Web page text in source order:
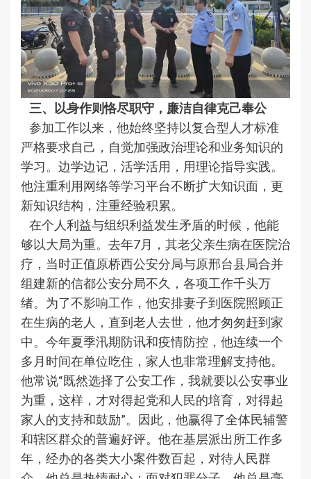
三、以身作则恪尽职守，廉洁自律克己奉公
参加工作以来，他始终坚持以复合型人才标准
严格要求自己，自觉加强政治理论和业务知识的
学习。边学边记，活学活用，用理论指导实践。
他注重利用网络等学习平台不断扩大知识面，更
新知识结构，注重经验积累。
在个人利益与组织利益发生矛盾的时候，他能
够以大局为重。去年7月，其老父亲生病在医院治
疗，当时正值原桥西公安分局与原邢台县局合并
组建新的信都公安分局不久，各项工作千头万
绪。为了不影响工作，他安排妻子到医院照顾正
在生病的老人，直到老人去世，他才匆匆赶到家
中。今年夏季汛期防讯和疫情防控，他连续一个
多月时间在单位吃住，家人也非常理解支持他。
他常说“既然选择了公安工作，我就要以公安事业
为重，这样，才对得起党和人民的培育，对得起
家人的支持和鼓励”。因此，他赢得了全体民辅警
和辖区群众的普遍好评。他在基层派出所工作多
年，经办的各类大小案件数百起，对待人民群